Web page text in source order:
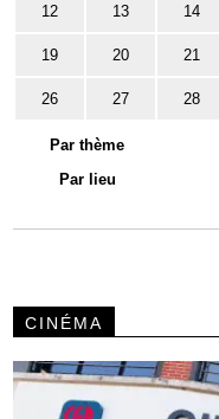
12 13 14
19 20 21
26 27 28
Par thème
Par lieu
CINÉMA